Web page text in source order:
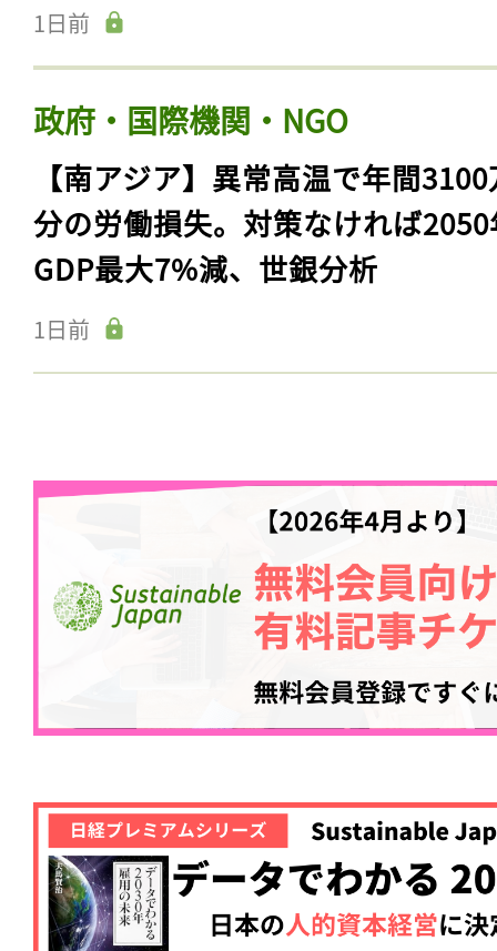
1日前
政府・国際機関・NGO
【南アジア】異常高温で年間
分の労働損失。対策なければ
GDP最大7%減、世銀分析
1日前